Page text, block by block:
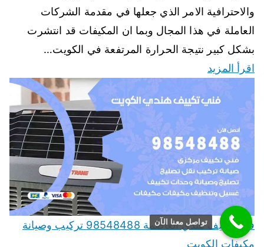
والاحترافية الامر الذي جعلها في مقدمة الشركات
العاملة في هذا المجال وبما ان المكيفات قد انتشرت
بشكل كبير نتيجة الحرارة المرتفعة في الكويت…
اقرأ المزيد
فني تكييف هندي العاصمة 98548488 تركيب وصيانة
مكيفات الكويت
تواصل معنا الآن